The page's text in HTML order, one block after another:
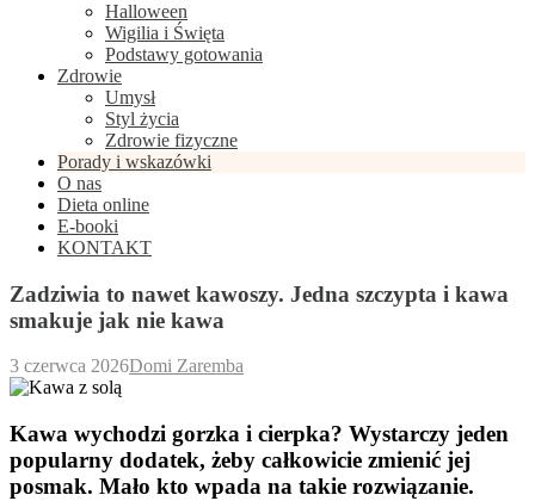
Halloween
Wigilia i Święta
Podstawy gotowania
Zdrowie
Umysł
Styl życia
Zdrowie fizyczne
Porady i wskazówki
O nas
Dieta online
E-booki
KONTAKT
Zadziwia to nawet kawoszy. Jedna szczypta i kawa
smakuje jak nie kawa
3 czerwca 2026Domi Zaremba
Kawa wychodzi gorzka i cierpka? Wystarczy jeden
popularny dodatek, żeby całkowicie zmienić jej
posmak. Mało kto wpada na takie rozwiązanie.